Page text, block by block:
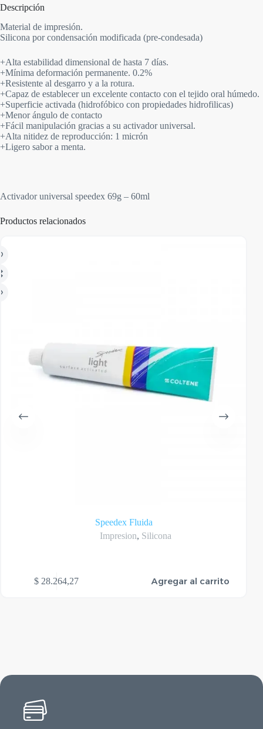
Descripción
Material de impresión.
Silicona por condensación modificada (pre-condesada)
+Alta estabilidad dimensional de hasta 7 días.
+Mínima deformación permanente. 0.2%
+Resistente al desgarro y a la rotura.
+Capaz de establecer un excelente contacto con el tejido oral húmedo.
+Superficie activada (hidrofóbico con propiedades hidrofilicas)
+Menor ángulo de contacto
+Fácil manipulación gracias a su activador universal.
+Alta nitidez de reproducción: 1 micrón
+Ligero sabor a menta.
Activador universal speedex 69g – 60ml
Productos relacionados
Speedex Fluida
Impresion, Silicona
$ 28.264,27 Agregar al carrito